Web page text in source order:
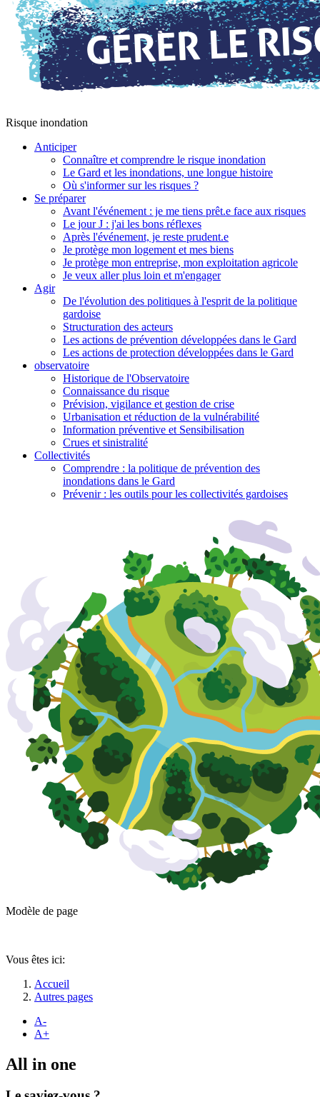
Risque inondation
Anticiper
Connaître et comprendre le risque inondation
Le Gard et les inondations, une longue histoire
Où s'informer sur les risques ?
Se préparer
Avant l'événement : je me tiens prêt.e face aux risques
Le jour J : j'ai les bons réflexes
Après l'événement, je reste prudent.e
Je protège mon logement et mes biens
Je protège mon entreprise, mon exploitation agricole
Je veux aller plus loin et m'engager
Agir
De l'évolution des politiques à l'esprit de la politique
gardoise
Structuration des acteurs
Les actions de prévention développées dans le Gard
Les actions de protection développées dans le Gard
observatoire
Historique de l'Observatoire
Connaissance du risque
Prévision, vigilance et gestion de crise
Urbanisation et réduction de la vulnérabilité
Information préventive et Sensibilisation
Crues et sinistralité
Collectivités
Comprendre : la politique de prévention des
inondations dans le Gard
Prévenir : les outils pour les collectivités gardoises
Modèle de page
Vous êtes ici:
Accueil
Autres pages
A-
A+
All in one